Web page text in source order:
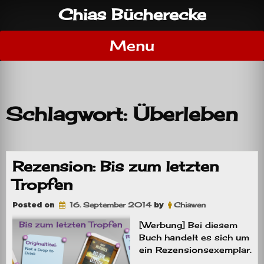
content
Chias Bücherecke
Menu
Schlagwort: Überleben
Rezension: Bis zum letzten
Tropfen
Posted on 16. September 2014by Chiawen
[Werbung] Bei diesem
Buch handelt es sich um
ein Rezensionsexemplar.